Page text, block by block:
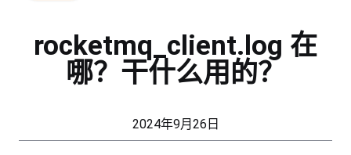
rocketmq_client.log 在
哪？干什么用的？
2024年9月26日